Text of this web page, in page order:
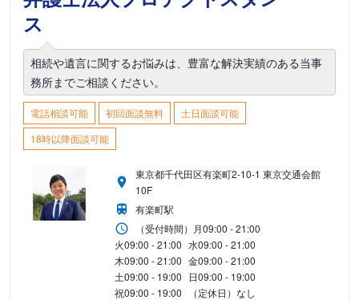
ス
相続や遺言に関するお悩みは、豊富な解決実績のある当事
務所までご相談ください。
電話相談可能 初回面談無料
土日面談可能
18時以降面談可能
東京都千代田区有楽町2-10-1 東京交通会館
10F
有楽町駅
（受付時間） 月09:00 - 21:00
火09:00 - 21:00 水09:00 - 21:00
木09:00 - 21:00 金09:00 - 21:00
土09:00 - 19:00 日09:00 - 19:00
祝09:00 - 19:00 （定休日）なし